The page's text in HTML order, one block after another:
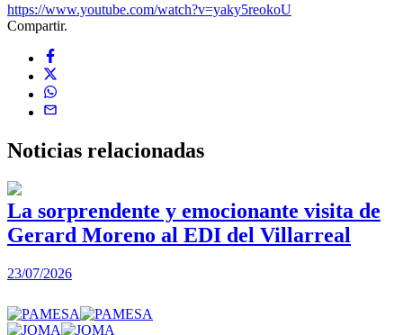
https://www.youtube.com/watch?v=yaky5reokoU
Compartir.
Noticias relacionadas
La sorprendente y emocionante visita de
Gerard Moreno al EDI del Villarreal
23/07/2026